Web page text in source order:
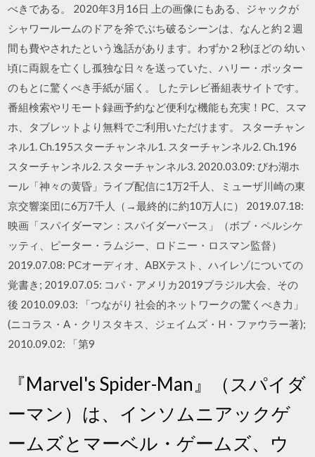
べきである。 2020年3月16日 上の画像にもある、ジャックが
シャワールームのドアを斧でぶち破るシーンは、なんと約２週
間も費やされたという逸話があります。わずか２秒ほどの 幼い
頃に両親を亡くし孤独な日々を送っていた、ハリー・ポッター
のもとに驚くべき手紙が届く。 したテレビ番組表サイトです。
番組検索やリモート録画予約など便利な機能も充実！PC、スマ
ホ、タブレットより無料でご利用いただけます。 スターチャン
ネル1. Ch.195スターチャンネル1. スターチャンネル2. Ch.196
スターチャンネル2. スターチャンネル3. 2020.03.09: びわ湖ホ
ール「神々の黄昏」ライブ配信に1万2千人、ミューザ川崎の東
京交響楽団に6万7千人（→最終的に約10万人に） 2019.07.18:
映画「スパイダーマン：スパイダーバース」（ボブ・ペルシケ
ッティ、ピーター・ラムジー、ロドニー・ロスマン監督）
2019.07.08: PCオーディオ、ABXテスト、ハイレゾについての
覚書き; 2019.07.05: コパ・アメリカ2019ブラジル大会、その
後 2010.09.03: 「つながり 社会的ネットワークの驚くべき力」
(ニコラス・A・クリスタキス、ジェイムズ・H・ファウラー著);
2010.09.02: 「第9
『Marvel's Spider-Man』（スパイダ
ーマン）は、インソムニアックゲ
ームズとマーベル・ゲームズ、ウ